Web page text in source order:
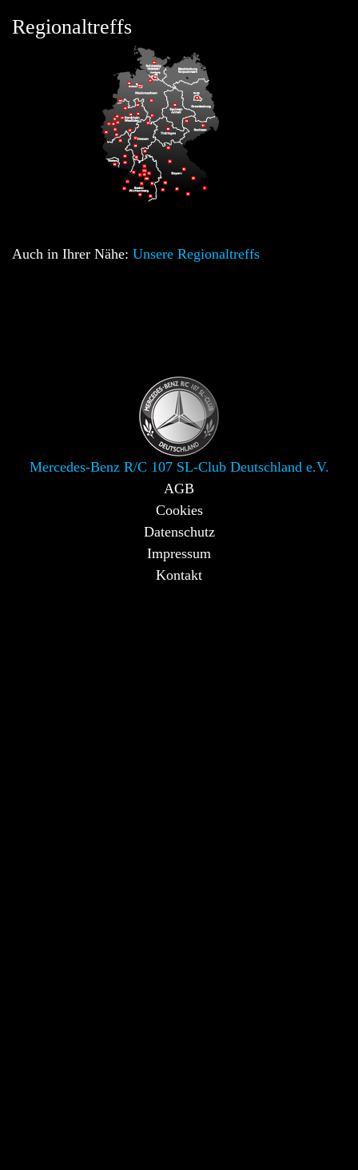
Regionaltreffs
Auch in Ihrer Nähe: Unsere Regionaltreffs
Mercedes-Benz R/C 107 SL-Club Deutschland e.V.
AGB
Cookies
Datenschutz
Impressum
Kontakt